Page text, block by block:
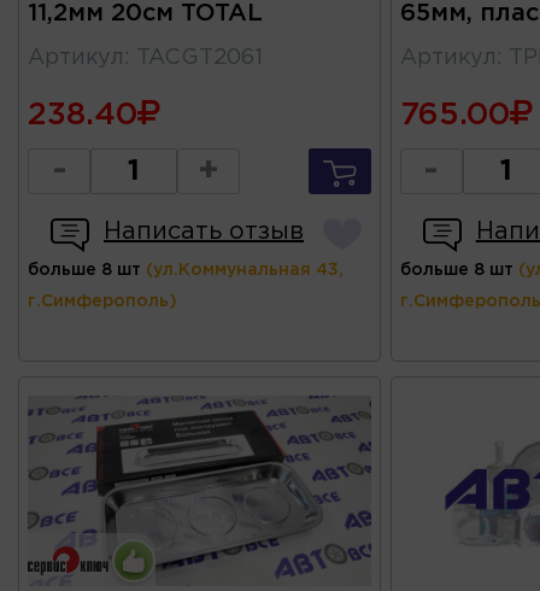
11,2мм 20см TOTAL
Артикул : TACGT2061
238.40
- +
Написать отзыв
больше 8 шт (ул.Коммунальная 43,
г.Симферополь)
65мм,
Артикул :
765.00
-
больше 8 шт